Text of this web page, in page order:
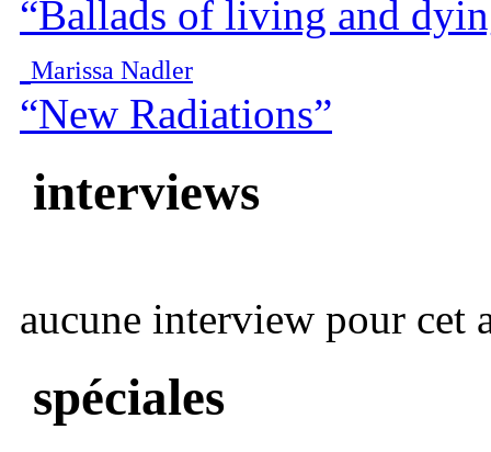
“Ballads of living and
Marissa Nadler
“New Radiations”
interviews
aucune interview pour cet
spéciales